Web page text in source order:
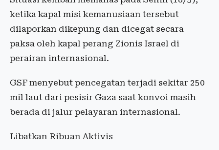
ketika kapal misi kemanusiaan tersebut
dilaporkan dikepung dan dicegat secara
paksa oleh kapal perang Zionis Israel di
perairan internasional.
GSF menyebut pencegatan terjadi sekitar 250
mil laut dari pesisir Gaza saat konvoi masih
berada di jalur pelayaran internasional.
Libatkan Ribuan Aktivis